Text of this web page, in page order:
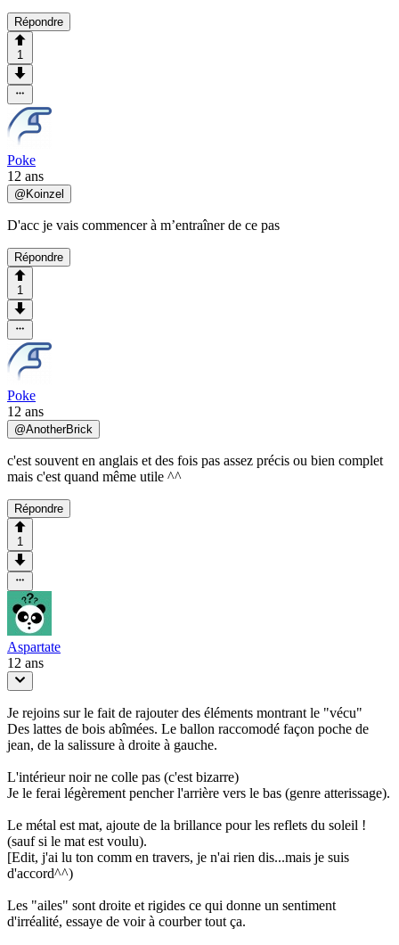
Répondre
1
Poke
12 ans
@ Koinzel
D'acc je vais commencer à m’entraîner de ce pas
Répondre
1
Poke
12 ans
@AnotherBrick
c'est souvent en anglais et des fois pas assez précis ou bien complet
mais c'est quand même utile ^^
Répondre
1
Aspartate
12 ans
Je rejoins sur le fait de rajouter des éléments montrant le "vécu"
Des lattes de bois abîmées. Le ballon raccomodé façon poche de
jean, de la salissure à droite à gauche.
L'intérieur noir ne colle pas (c'est bizarre)
Je le ferai légèrement pencher l'arrière vers le bas (genre atterissage).
Le métal est mat, ajoute de la brillance pour les reflets du soleil !
(sauf si le mat est voulu).
[Edit, j'ai lu ton comm en travers, je n'ai rien dis...mais je suis
d'accord^^)
Les "ailes" sont droite et rigides ce qui donne un sentiment
d'irréalité, essaye de voir à courber tout ça.